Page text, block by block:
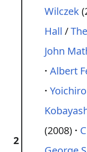
2
Wilczek
Hall /
John
Albert
(2008)